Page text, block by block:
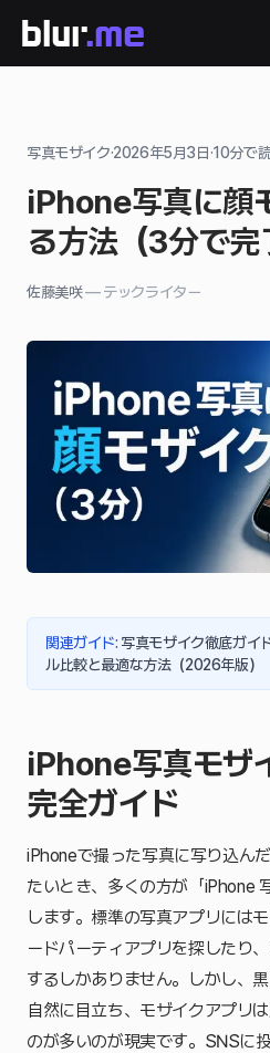
写真モザイク·2026年5月3日·10分で
iPhone写真に顔
る方法（3分で完
佐藤美咲—テックライター
関連ガイド: 写真モザイク徹底ガイ
ル比較と最適な方法（2026年版）
iPhone写真モザ
完全ガイド
iPhoneで撮った写真に写り込ん
たいとき、多くの方が「iPhone
します。標準の写真アプリには
ードパーティアプリを探したり
するしかありません。しかし、
自然に目立ち、モザイクアプリ
のが多いのが現実です。SNSに